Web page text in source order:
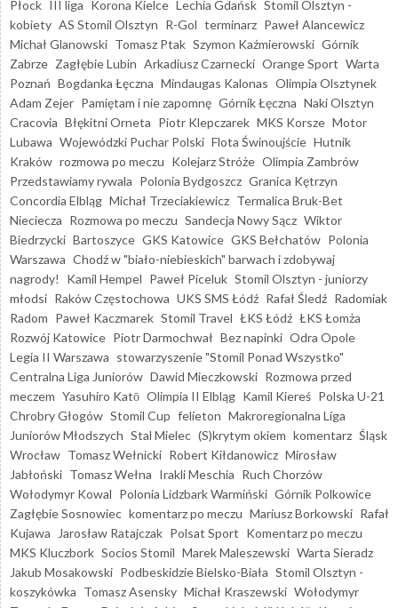
Płock III liga Korona Kielce Lechia Gdańsk Stomil Olsztyn -
kobiety AS Stomil Olsztyn R-Gol terminarz Paweł Alancewicz
Michał Glanowski Tomasz Ptak Szymon Kaźmierowski Górnik
Zabrze Zagłębie Lubin Arkadiusz Czarnecki Orange Sport Warta
Poznań Bogdanka Łęczna Mindaugas Kalonas Olimpia Olsztynek
Adam Zejer Pamiętam i nie zapomnę Górnik Łęczna Naki Olsztyn
Cracovia Błękitni Orneta Piotr Klepczarek MKS Korsze Motor
Lubawa Wojewódzki Puchar Polski Flota Świnoujście Hutnik
Kraków rozmowa po meczu Kolejarz Stróże Olimpia Zambrów
Przedstawiamy rywala Polonia Bydgoszcz Granica Kętrzyn
Concordia Elbląg Michał Trzeciakiewicz Termalica Bruk-Bet
Nieciecza Rozmowa po meczu Sandecja Nowy Sącz Wiktor
Biedrzycki Bartoszyce GKS Katowice GKS Bełchatów Polonia
Warszawa Chodź w "biało-niebieskich" barwach i zdobywaj
nagrody!
Kamil Hempel Paweł Piceluk Stomil Olsztyn - juniorzy
młodsi Raków Częstochowa UKS SMS Łódź Rafał Śledź Radomiak
Radom Paweł Kaczmarek Stomil Travel ŁKS Łódź ŁKS Łomża
Rozwój Katowice Piotr Darmochwał Bez napinki Odra Opole
Legia II Warszawa stowarzyszenie "Stomil Ponad Wszystko"
Centralna Liga Juniorów Dawid Mieczkowski Rozmowa przed
meczem Yasuhiro Katō Olimpia II Elbląg Kamil Kiereś Polska U-21
Chrobry Głogów Stomil Cup felieton Makroregionalna Liga
Juniorów Młodszych Stal Mielec (S)krytym okiem komentarz Śląsk
Wrocław Tomasz Wełnicki Robert Kiłdanowicz Mirosław
Jabłoński Tomasz Wełna Irakli Meschia Ruch Chorzów
Wołodymyr Kowal Polonia Lidzbark Warmiński Górnik Polkowice
Zagłębie Sosnowiec komentarz po meczu Mariusz Borkowski Rafał
Kujawa
Jarosław Ratajczak Polsat Sport Komentarz po meczu
MKS Kluczbork Socios Stomil Marek Maleszewski Warta Sieradz
Jakub Mosakowski Podbeskidzie Bielsko-Biała Stomil Olsztyn -
koszykówka Tomasz Asensky Michał Kraszewski Wołodymyr